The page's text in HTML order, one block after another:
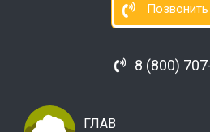
8 (800)
ГЛАВ